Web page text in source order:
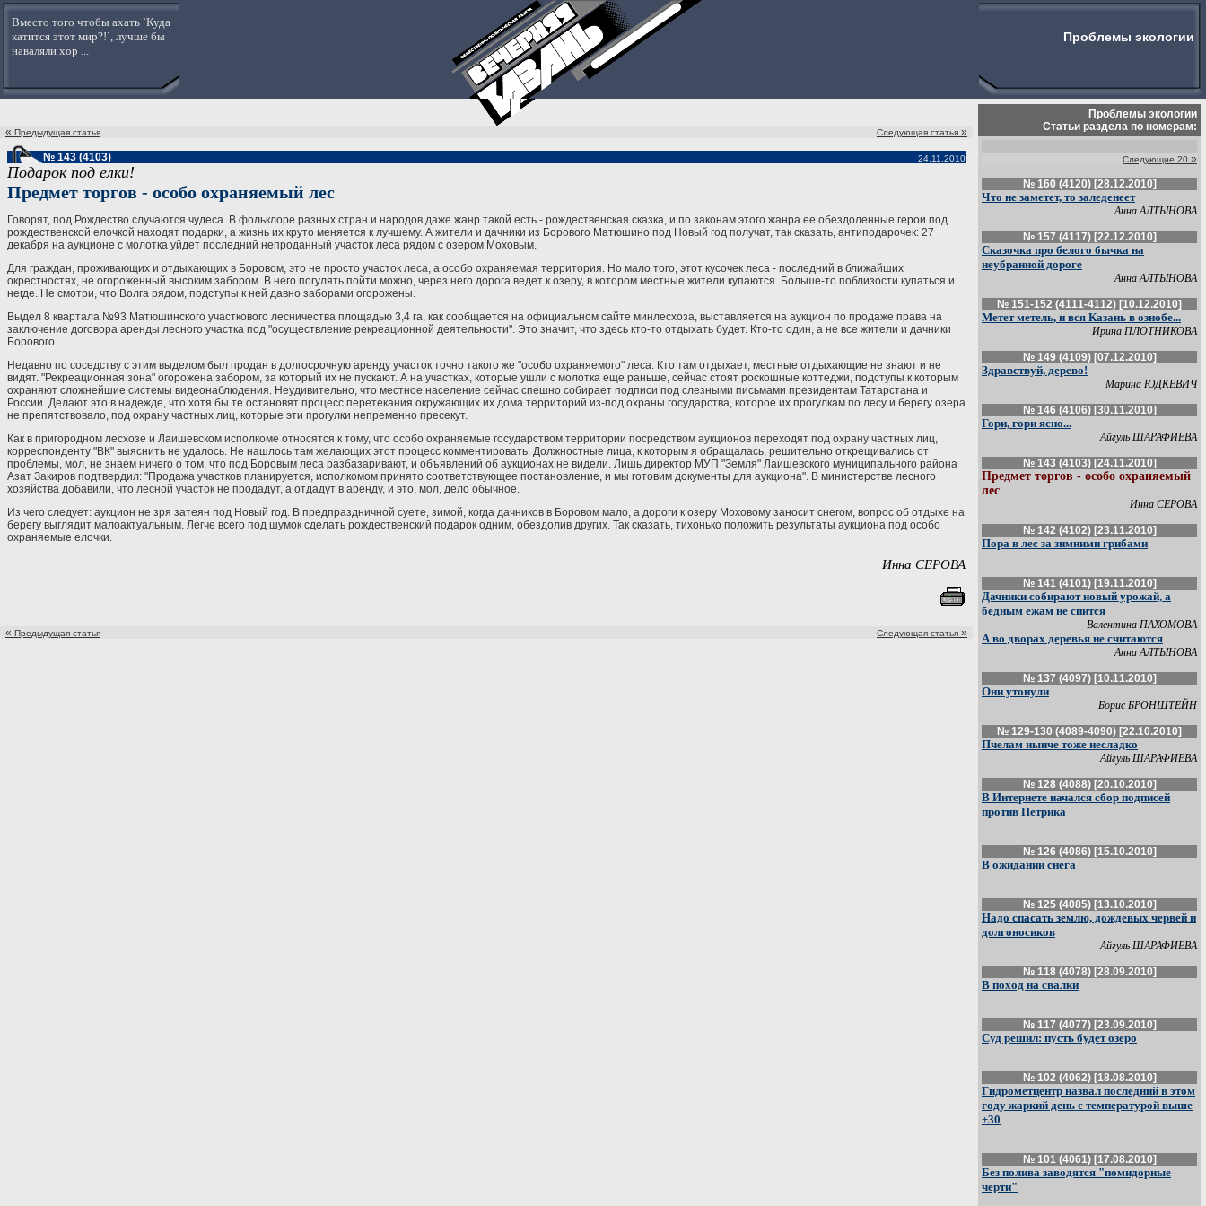
Вместо того чтобы ахать `Куда
катится этот мир?!`, лучше бы
наваляли хор ...
Проблемы экологии
« Предыдущая статья Следующая статья »
№ 143 (4103)
24.11.2010
Подарок под елки!
Предмет торгов - особо охраняемый лес
Говорят, под Рождество случаются чудеса. В фольклоре разных стран и народов даже жанр такой есть - рождественская сказка, и по законам этого жанра ее обездоленные герои под
рождественской елочкой находят подарки, а жизнь их круто меняется к лучшему. А жители и дачники из Борового Матюшино под Новый год получат, так сказать, антиподарочек: 27
декабря на аукционе с молотка уйдет последний непроданный участок леса рядом с озером Моховым.
Для граждан, проживающих и отдыхающих в Боровом, это не просто участок леса, а особо охраняемая территория. Но мало того, этот кусочек леса - последний в ближайших
окрестностях, не огороженный высоким забором. В него погулять пойти можно, через него дорога ведет к озеру, в котором местные жители купаются. Больше-то поблизости купаться и
негде. Не смотри, что Волга рядом, подступы к ней давно заборами огорожены.
Выдел 8 квартала №93 Матюшинского участкового лесничества площадью 3,4 га, как сообщается на официальном сайте минлесхоза, выставляется на аукцион по продаже права на
заключение договора аренды лесного участка под "осуществление рекреационной деятельности". Это значит, что здесь кто-то отдыхать будет. Кто-то один, а не все жители и дачники
Борового.
Недавно по соседству с этим выделом был продан в долгосрочную аренду участок точно такого же "особо охраняемого" леса. Кто там отдыхает, местные отдыхающие не знают и не
видят. "Рекреационная зона" огорожена забором, за который их не пускают. А на участках, которые ушли с молотка еще раньше, сейчас стоят роскошные коттеджи, подступы к которым
охраняют сложнейшие системы видеонаблюдения. Неудивительно, что местное население сейчас спешно собирает подписи под слезными письмами президентам Татарстана и
России. Делают это в надежде, что хотя бы те остановят процесс перетекания окружающих их дома территорий из-под охраны государства, которое их прогулкам по лесу и берегу озера
не препятствовало, под охрану частных лиц, которые эти прогулки непременно пресекут.
Как в пригородном лесхозе и Лаишевском исполкоме относятся к тому, что особо охраняемые государством территории посредством аукционов переходят под охрану частных лиц,
корреспонденту "ВК" выяснить не удалось. Не нашлось там желающих этот процесс комментировать. Должностные лица, к которым я обращалась, решительно открещивались от
проблемы, мол, не знаем ничего о том, что под Боровым леса разбазаривают, и объявлений об аукционах не видели. Лишь директор МУП "Земля" Лаишевского муниципального района
Азат Закиров подтвердил: "Продажа участков планируется, исполкомом принято соответствующее постановление, и мы готовим документы для аукциона". В министерстве лесного
хозяйства добавили, что лесной участок не продадут, а отдадут в аренду, и это, мол, дело обычное.
Из чего следует: аукцион не зря затеян под Новый год. В предпраздничной суете, зимой, когда дачников в Боровом мало, а дороги к озеру Моховому заносит снегом, вопрос об отдыхе на
берегу выглядит малоактуальным. Легче всего под шумок сделать рождественский подарок одним, обездолив других. Так сказать, тихонько положить результаты аукциона под особо
охраняемые елочки.
Инна СЕРОВА
« Предыдущая статья Следующая статья »
Проблемы экологии
Статьи раздела по номерам:
Следующие 20 »
№ 160 (4120) [28.12.2010]
Что не заметет, то заледенеет
Анна АЛТЫНОВА
№ 157 (4117) [22.12.2010]
Сказочка про белого бычка на
неубранной дороге
Анна АЛТЫНОВА
№ 151-152 (4111-4112) [10.12.2010]
Метет метель, и вся Казань в ознобе...
Ирина ПЛОТНИКОВА
№ 149 (4109) [07.12.2010]
Здравствуй, дерево!
Марина ЮДКЕВИЧ
№ 146 (4106) [30.11.2010]
Гори, гори ясно...
Айгуль ШАРАФИЕВА
№ 143 (4103) [24.11.2010]
Предмет торгов - особо охраняемый
лес
Инна СЕРОВА
№ 142 (4102) [23.11.2010]
Пора в лес за зимними грибами
№ 141 (4101) [19.11.2010]
Дачники собирают новый урожай, а
бедным ежам не спится
Валентина ПАХОМОВА
А во дворах деревья не считаются
Анна АЛТЫНОВА
№ 137 (4097) [10.11.2010]
Они утонули
Борис БРОНШТЕЙН
№ 129-130 (4089-4090) [22.10.2010]
Пчелам нынче тоже несладко
Айгуль ШАРАФИЕВА
№ 128 (4088) [20.10.2010]
В Интернете начался сбор подписей
против Петрика
№ 126 (4086) [15.10.2010]
В ожидании снега
№ 125 (4085) [13.10.2010]
Надо спасать землю, дождевых червей и
долгоносиков
Айгуль ШАРАФИЕВА
№ 118 (4078) [28.09.2010]
В поход на свалки
№ 117 (4077) [23.09.2010]
Суд решил: пусть будет озеро
№ 102 (4062) [18.08.2010]
Гидрометцентр назвал последний в этом
году жаркий день с температурой выше
+30
№ 101 (4061) [17.08.2010]
Без полива заводятся "помидорные
черти"